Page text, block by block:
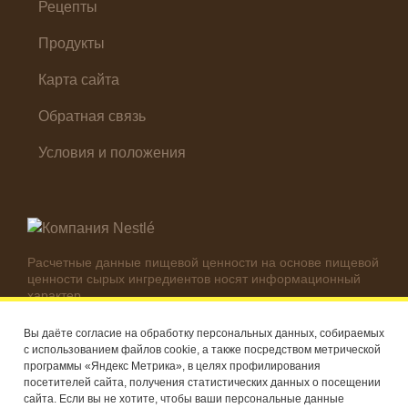
Холодные закуски
Рецепты
Продукты
Карта сайта
Обратная связь
Условия и положения
Расчетные данные пищевой ценности на основе пищевой
ценности сырых ингредиентов носят информационный
характер.
используемых ингредиентов.
© Компания Nestlé, 2026 г. Все права защищены
®Владелец товарных знаков: Société des Produits Nestlé S.A.
Вы даёте согласие на обработку персональных данных, собираемых
с использованием файлов cookie, а также посредством метрической
программы «Яндекс Метрика», в целях профилирования
посетителей сайта, получения статистических данных о посещении
сайта. Если вы не хотите, чтобы ваши персональные данные